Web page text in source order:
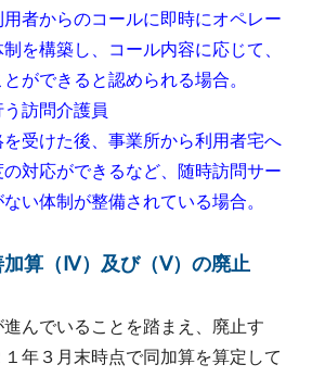
者からのコールに即時にオペレー
を構築し、コール内容に応じて、
ができると認められる場合。
訪問介護員
受けた後、事業所から利用者宅へ
対応ができるなど、随時訪問サー
い体制が整備されている場合。
加算（Ⅳ）及び（Ⅴ）の廃止
んでいることを踏まえ、廃止す
年３月末時点で同加算を算定して